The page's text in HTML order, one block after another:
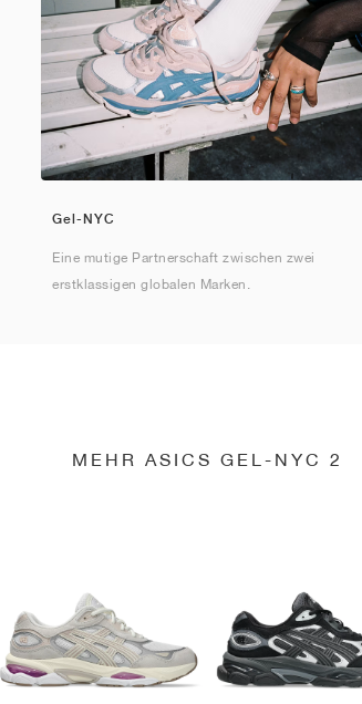
Gel-NYC
Eine mutige Partnerschaft zwischen zwei
erstklassigen globalen Marken.
MEHR ASICS GEL-NYC 2